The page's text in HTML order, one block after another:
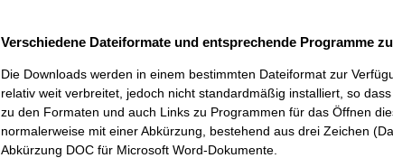
Verschiedene Dateiformate und entsprechende Programme
Die Downloads werden in einem bestimmten Dateiformat zur
relativ weit verbreitet, jedoch nicht standardmäßig installiert, so
zu den Formaten und auch Links zu Programmen für das Öffnen
normalerweise mit einer Abkürzung, bestehend aus drei Zeichen
Abkürzung DOC für Microsoft Word-Dokumente.